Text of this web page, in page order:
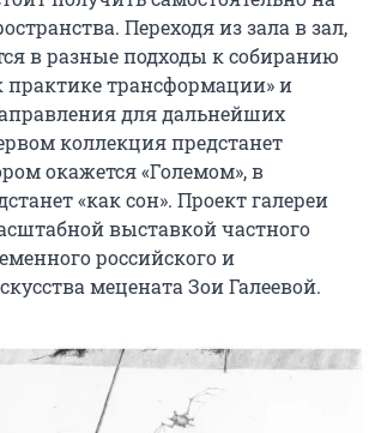
Переходя из зала в зал,
в разные подходы к собиранию
практике трансформации» и
для дальнейших
коллекция предстанет
окажется «Големом», в
«как сон». Проект галереи
выставкой частного
российского и
мецената Зои Галеевой.